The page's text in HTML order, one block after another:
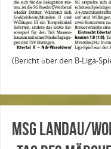
(Bericht über den B-Liga-
MSG Landau/